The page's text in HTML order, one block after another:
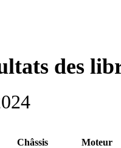
des
Châssis
Moteur